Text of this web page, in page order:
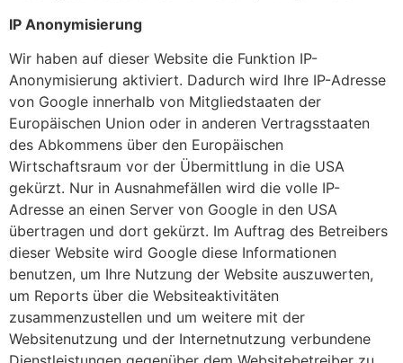
IP Anonymisierung
Wir haben auf dieser Website die Funktion IP-
Anonymisierung aktiviert. Dadurch wird Ihre IP-Adresse
von Google innerhalb von Mitgliedstaaten der
Europäischen Union oder in anderen Vertragsstaaten
des Abkommens über den Europäischen
Wirtschaftsraum vor der Übermittlung in die USA
gekürzt. Nur in Ausnahmefällen wird die volle IP-
Adresse an einen Server von Google in den USA
übertragen und dort gekürzt. Im Auftrag des Betreibers
dieser Website wird Google diese Informationen
benutzen, um Ihre Nutzung der Website auszuwerten,
um Reports über die Websiteaktivitäten
zusammenzustellen und um weitere mit der
Websitenutzung und der Internetnutzung verbundene